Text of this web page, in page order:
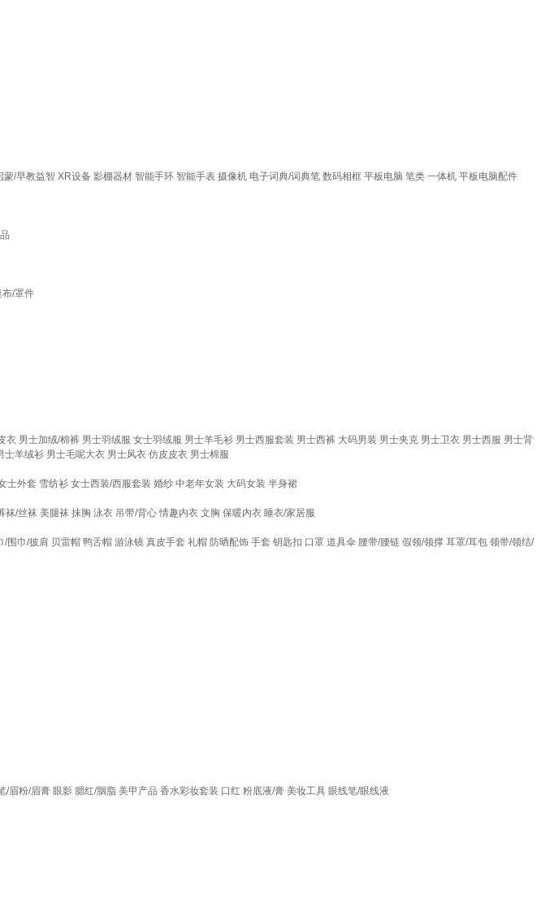
蒙/早教益智 XR设备 影棚器材 智能手环 智能手表 摄像机 电子词典/词典笔 数码相框 平板电脑 笔类 一体机 平板电脑配件
布/罩件
衣 男士加绒/棉裤 男士羽绒服 女士羽绒服 男士羊毛衫 男士西服套装 男士西裤 大码男装 男士夹克 男士卫衣 男士西服 男士背
士羊绒衫 男士毛呢大衣 男士风衣 仿皮皮衣 男士棉服
士外套 雪纺衫 女士西装/西服套装 婚纱 中老年女装 大码女装 半身裙
袜/丝袜 美腿袜 抹胸 泳衣 吊带/背心 情趣内衣 文胸 保暖内衣 睡衣/家居服
/围巾/披肩 贝雷帽 鸭舌帽 游泳镜 真皮手套 礼帽 防晒配饰 手套 钥匙扣 口罩 道具伞 腰带/腰链 假领/领撑 耳罩/耳包 领带/领结/
/眉粉/眉膏 眼影 腮红/胭脂 美甲产品 香水彩妆套装 口红 粉底液/膏 美妆工具 眼线笔/眼线液